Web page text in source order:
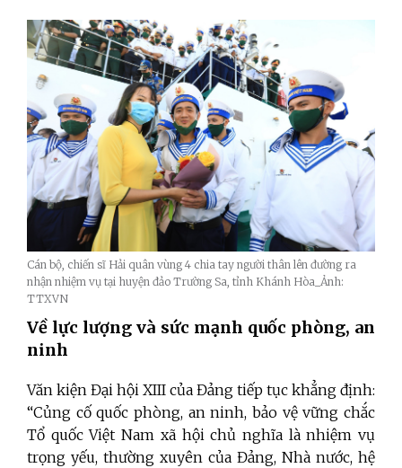
Cán bộ, chiến sĩ Hải quân vùng 4 chia tay người thân lên đường ra
nhận nhiệm vụ tại huyện đảo Trường Sa, tỉnh Khánh Hòa_Ảnh:
TTXVN
Về lực lượng và sức mạnh quốc phòng, an
ninh
Văn kiện Đại hội XIII của Đảng tiếp tục khẳng định:
“Củng cố quốc phòng, an ninh, bảo vệ vững chắc
Tổ quốc Việt Nam xã hội chủ nghĩa là nhiệm vụ
trọng yếu, thường xuyên của Đảng, Nhà nước, hệ